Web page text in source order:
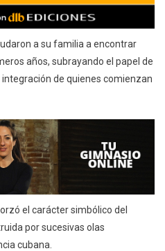
a su familia a encontrar
años, subrayando el papel de
de quienes comienzan
el carácter simbólico del
por sucesivas olas
cubana.